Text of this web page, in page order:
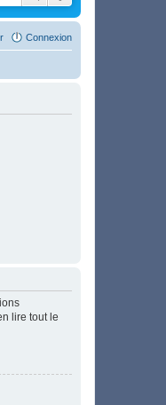
Connexion
lire tout le